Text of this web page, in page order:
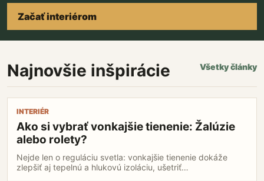
Začať interiérom
Najnovšie inšpirácie Všetky články
vybrať
vonkajšie
tienenie:
Žalúzie
alebo
INTERIÉR
Ako si vybrať vonkajšie tienenie: Žalúzie
alebo rolety?
Nejde len o reguláciu svetla: vonkajšie tienenie dokáže
zlepšiť aj tepelnú a hlukovú izoláciu, ušetriť…